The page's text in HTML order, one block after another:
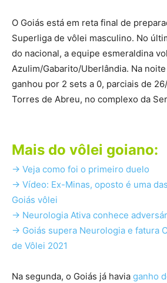
O Goiás está em reta final de
Superliga de vôlei masculino. No
do nacional, a equipe esmeraldina
Azulim/Gabarito/Uberlândia. Na
ganhou por 2 sets a 0, parciais de
Torres de Abreu, no complexo da
Mais do vôlei goiano:
-> Veja como foi o primeiro duelo
-> Vídeo: Ex-Minas, oposto é uma
Goiás vôlei
-> Neurologia Ativa conhece
-> Goiás supera Neurologia e fatura
de Vôlei 2021
Na segunda, o Goiás já havia ganho